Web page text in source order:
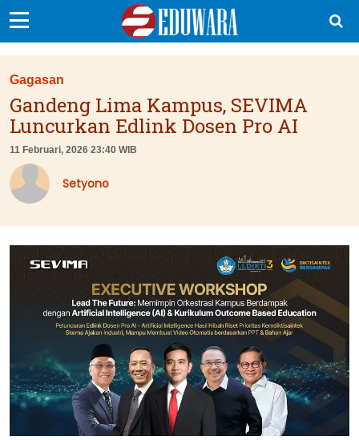
Vokasi
Kampus
Idea
EduDana
Ikuti Kami di:
Gagasan
Gandeng Lima Kampus, SEVIMA
Luncurkan Edlink Dosen Pro AI
11 Februari, 2026 23:40 WIB
Setyono